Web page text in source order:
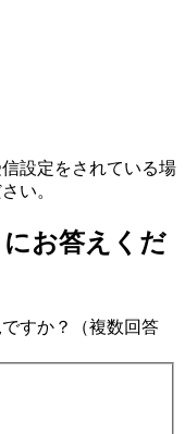
設定をされている場
い。
お答えくだ
すか？（複数回答